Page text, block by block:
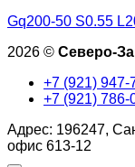
Gq200-50 S0.55
2026 © Северо-
+7 (921) 947-
+7 (921) 786-
Адрес: 196247,
офис 613-12